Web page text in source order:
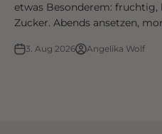
etwas Besonderem: fruchtig,
Zucker. Abends ansetzen,
3. Aug 2026 Angelika Wolf